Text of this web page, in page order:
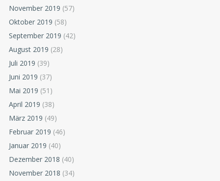
November 2019 (57)
Oktober 2019 (58)
September 2019 (42)
August 2019 (28)
Juli 2019 (39)
Juni 2019 (37)
Mai 2019 (51)
April 2019 (38)
März 2019 (49)
Februar 2019 (46)
Januar 2019 (40)
Dezember 2018 (40)
November 2018 (34)